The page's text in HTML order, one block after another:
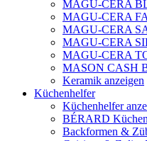
MAGU-CERA
MAGU-CERA
MAGU-CERA
MAGU-CERA
MAGU-CERA
MASON CASH
Keramik anzeigen
Küchenhelfer
Küchenhelfer
BÉRARD
Backformen &